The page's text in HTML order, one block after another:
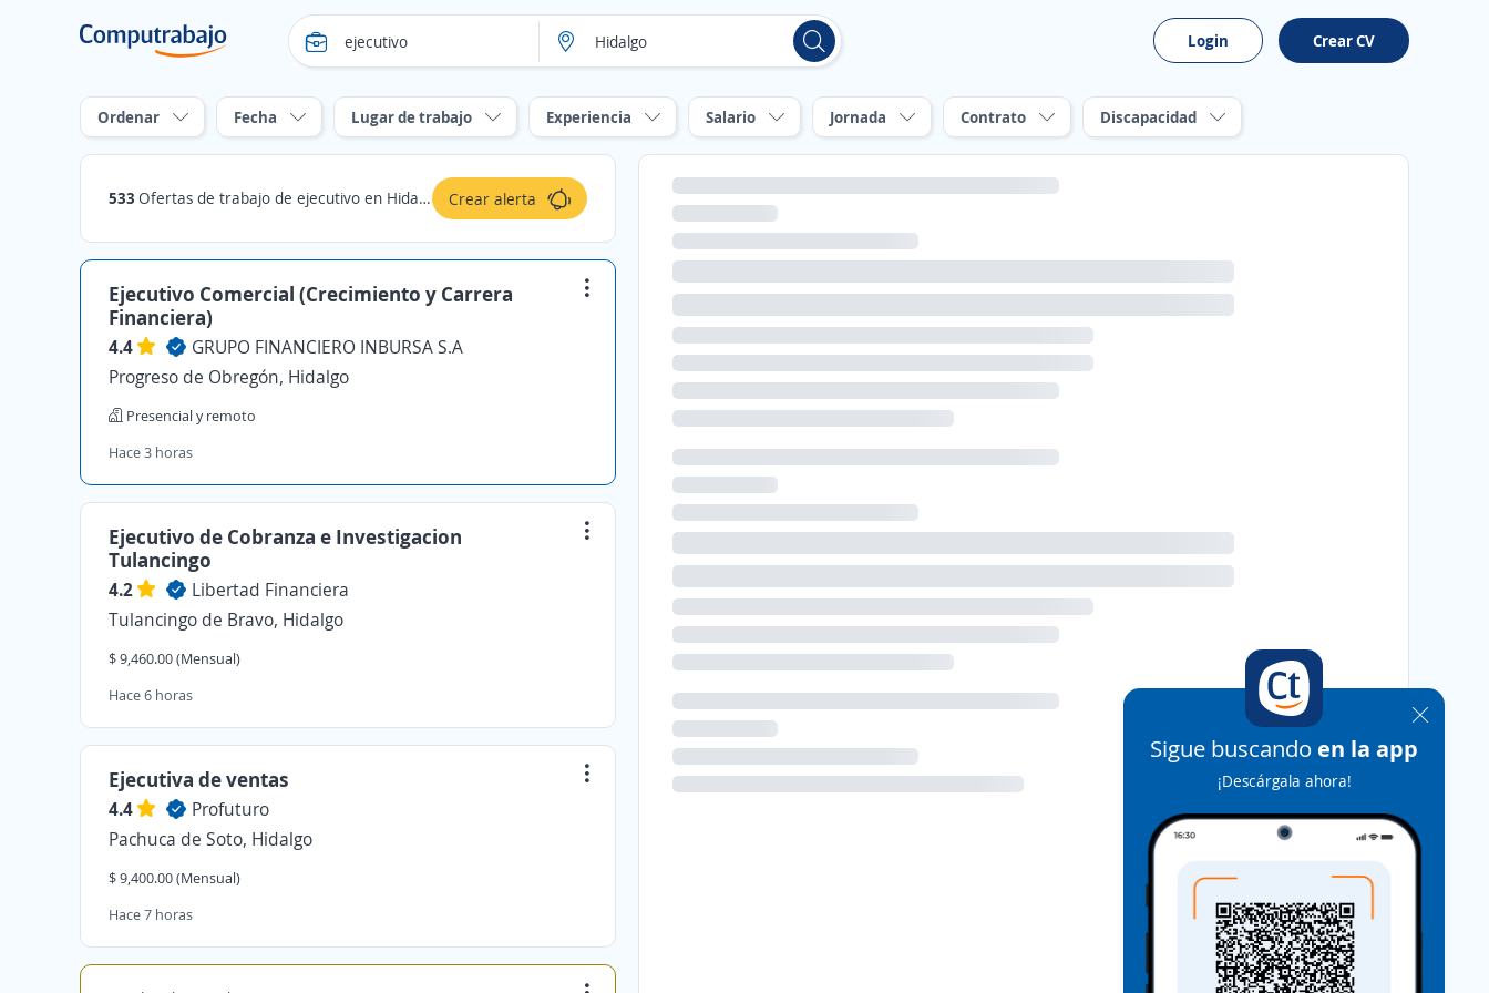
Login Crear CV
Ordenar Fecha Lugar de trabajo Experiencia Salario Jornada Contrato Discapacidad
533 Ofertas de trabajo de ejecutivo en Hidalgo Crear alerta
Ejecutivo Comercial (Crecimiento y Carrera
Financiera)
4.4
GRUPO FINANCIERO INBURSA S.A
Progreso de Obregón, Hidalgo
Presencial y remoto
Hace 3 horas
Ejecutivo de Cobranza e Investigacion
Tulancingo
4.2
Libertad Financiera
Tulancingo de Bravo, Hidalgo
$ 9,460.00 (Mensual)
Hace 6 horas
Ejecutiva de ventas
4.4
Profuturo
Pachuca de Soto, Hidalgo
$ 9,400.00 (Mensual)
Hace 7 horas
Sigue buscando en la app
¡Descárgala ahora!